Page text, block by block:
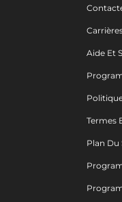
Aide Et
Termes
Plan Du